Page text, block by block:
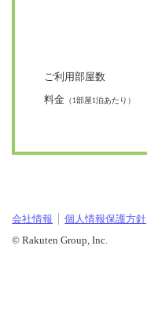
ご利用部屋数
料金 （1部屋1泊あたり）
会社情報 個人情報保護方針
© Rakuten Group, Inc.